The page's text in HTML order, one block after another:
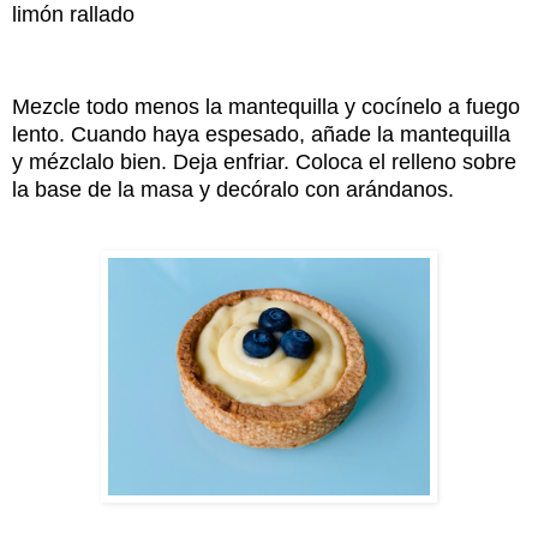
limón rallado
Mezcle todo menos la mantequilla y cocínelo a fuego
lento. Cuando haya espesado, añade la mantequilla
y mézclalo bien. Deja enfriar. Coloca el relleno sobre
la base de la masa y decóralo con arándanos.